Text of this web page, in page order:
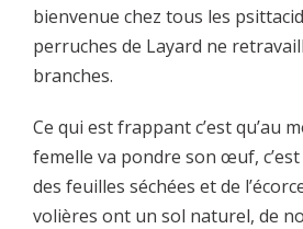
bienvenue chez tous les
perruches de Layard ne
branches.
Ce qui est frappant c’est qu’au
femelle va pondre son œuf, c’est
des feuilles séchées et de
volières ont un sol naturel, de